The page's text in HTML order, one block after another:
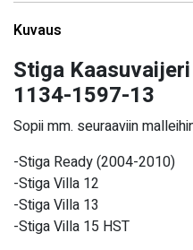
Kuvaus
Stiga
1134-1597-13
Sopii mm. seuraaviin
-Stiga Ready (2004-2010)
-Stiga Villa 12
-Stiga Villa 13
-Stiga Villa 15 HST